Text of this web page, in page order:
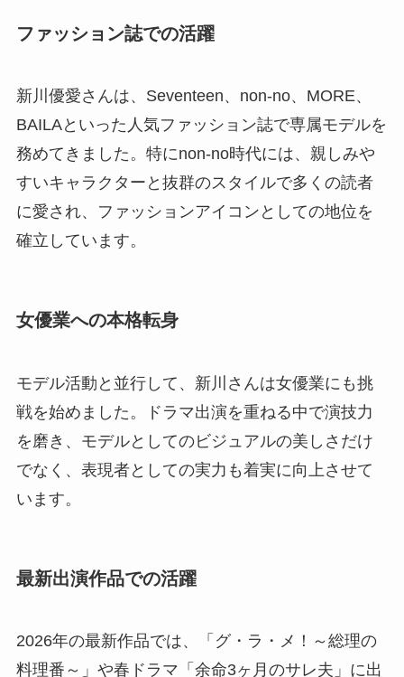
ファッション誌での活躍
新川優愛さんは、Seventeen、non-no、MORE、
BAILAといった人気ファッション誌で専属モデルを
務めてきました。特にnon-no時代には、親しみや
すいキャラクターと抜群のスタイルで多くの読者
に愛され、ファッションアイコンとしての地位を
確立しています。
女優業への本格転身
モデル活動と並行して、新川さんは女優業にも挑
戦を始めました。ドラマ出演を重ねる中で演技力
を磨き、モデルとしてのビジュアルの美しさだけ
でなく、表現者としての実力も着実に向上させて
います。
最新出演作品での活躍
2026年の最新作品では、「グ・ラ・メ！～総理の
料理番～」や春ドラマ「余命3ヶ月のサレ夫」に出